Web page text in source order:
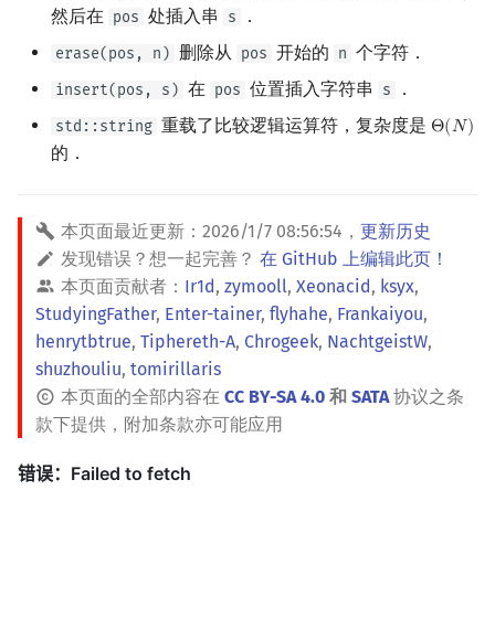
然后在 pos 处插入串 s ．
erase(pos, n) 删除从 pos 开始的 n 个字符．
insert(pos, s) 在 pos 位置插入字符串 s ．
std::string 重载了比较逻辑运算符，复杂度是 Θ(𝑁)
Θ(N)
的．
本页面最近更新： 2026/1/7 08:56:54 ， 更新历史
发现错误？想一起完善？ 在 GitHub 上编辑此页！
本页面贡献者： Ir1d, zymooll, Xeonacid, ksyx,
StudyingFather, Enter-tainer, flyhahe, Frankaiyou,
henrytbtrue, Tiphereth-A, Chrogeek, NachtgeistW,
shuzhouliu, tomirillaris
本页面的全部内容在 CC BY-SA 4.0 和 SATA协议之条
款下提供，附加条款亦可能应用